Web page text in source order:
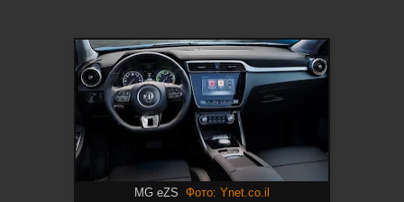
MG eZS Фото: Ynet.co.il